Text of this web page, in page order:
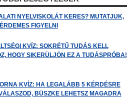
NYELVISKOLÁT KERES? MUTATJUK,
FIGYELNI
KVÍZ: SOKRÉTŰ TUDÁS KELL
HOGY SIKERÜLJÖN EZ A TUDÁSPRÓBA!
KVÍZ: HA LEGALÁBB 5 KÉRDÉSRE
BÜSZKE LEHETSZ MAGADRA